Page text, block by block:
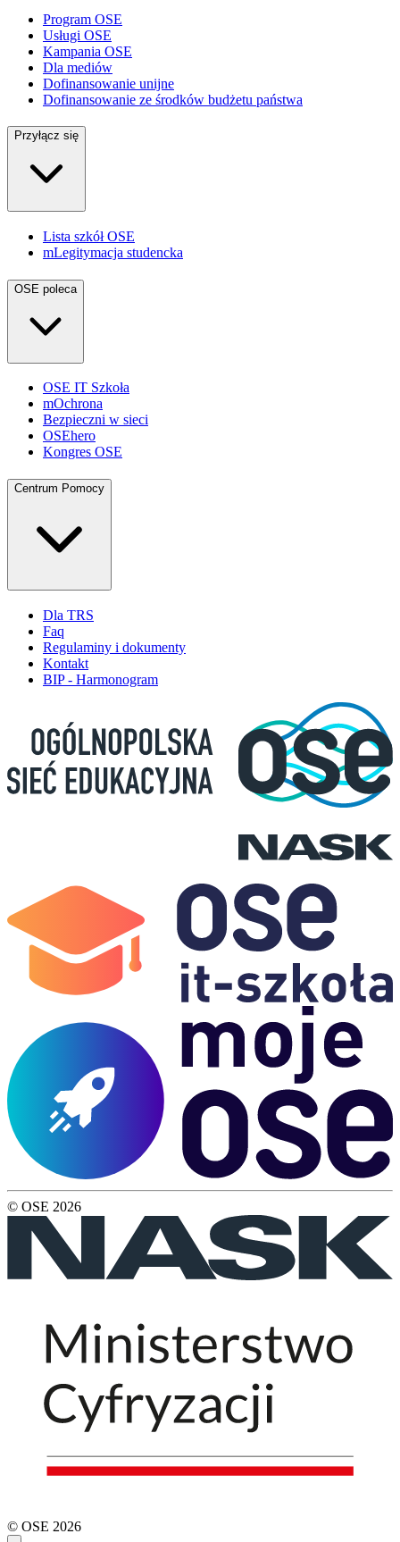
Program OSE
Usługi OSE
Kampania OSE
Dla mediów
Dofinansowanie unijne
Dofinansowanie ze środków budżetu państwa
Przyłącz się
Lista szkół OSE
mLegitymacja studencka
OSE poleca
OSE IT Szkoła
mOchrona
Bezpieczni w sieci
OSEhero
Kongres OSE
Centrum Pomocy
Dla TRS
Faq
Regulaminy i dokumenty
Kontakt
BIP - Harmonogram
© OSE 2026
© OSE 2026